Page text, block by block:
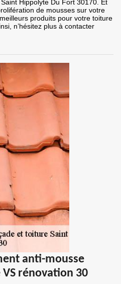
Hippolyte Du Fort 30170. Et
de mousses sur votre
produits pour votre toiture
n’hésitez plus à contacter
anti-mousse
rénovation 30